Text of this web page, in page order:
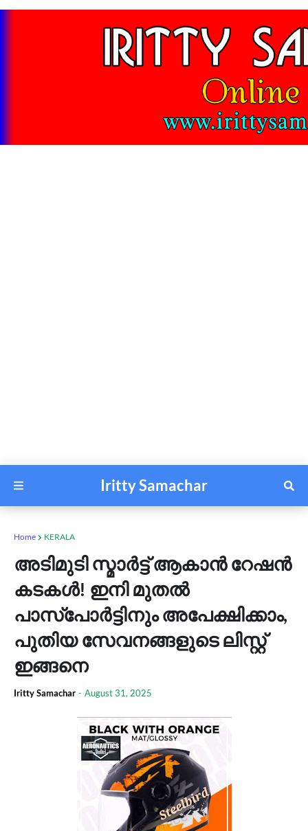
Iritty Samachar
Home KERALA
അടിമുടി സ്മാർട്ട് ആകാൻ റേഷൻ
കടകൾ! ഇനി മുതൽ
പാസ്പോർട്ടിനും അപേക്ഷിക്കാം,
പുതിയ സേവനങ്ങളുടെ ലിസ്റ്റ്
ഇങ്ങനെ
Iritty Samachar - August 31, 2025